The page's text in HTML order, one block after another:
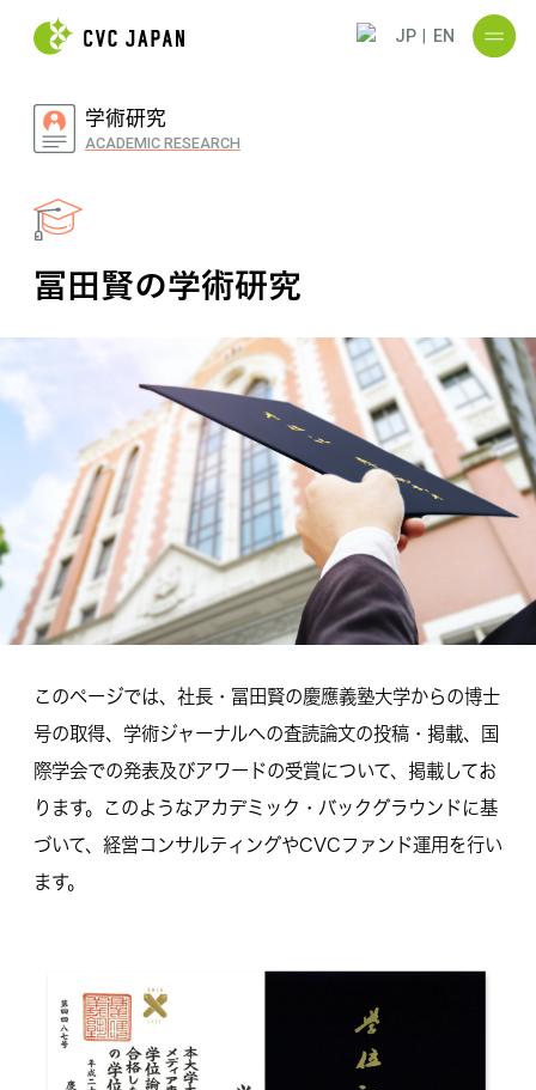
JP EN
学術研究
ACADEMIC RESEARCH
冨田賢の学術研究
このページでは、社長・冨田賢の慶應義塾大学からの博士
号の取得、学術ジャーナルへの査読論文の投稿・掲載、国
際学会での発表及びアワードの受賞について、掲載してお
ります。このようなアカデミック・バックグラウンドに基
づいて、経営コンサルティングやCVCファンド運用を行い
ます。